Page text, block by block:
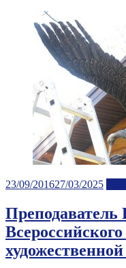
Posted
23/09/201627/03/2025